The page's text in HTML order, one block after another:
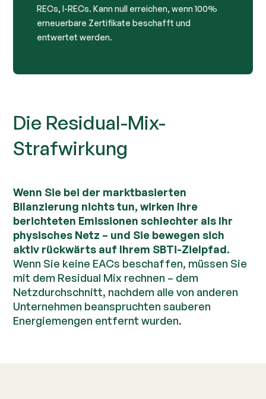
RECs, I-RECs. Kann null erreichen, wenn 100%
erneuerbare Zertifikate beschafft und
entwertet werden.
Die Residual-Mix-
Strafwirkung
Wenn Sie bei der marktbasierten
Bilanzierung nichts tun, wirken Ihre
berichteten Emissionen schlechter als Ihr
physisches Netz – und Sie bewegen sich
aktiv rückwärts auf Ihrem SBTi-Zielpfad.
Wenn Sie keine EACs beschaffen, müssen Sie
mit dem Residual Mix rechnen – dem
Netzdurchschnitt, nachdem alle von anderen
Unternehmen beanspruchten sauberen
Energiemengen entfernt wurden.